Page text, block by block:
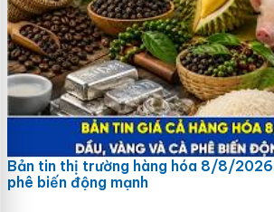
Bản tin thị trường hàng hóa 8/8/
phê biến động mạnh